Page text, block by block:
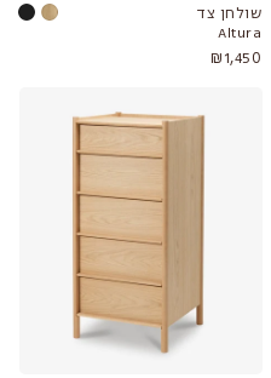
שולחן צד
Altura
₪1,450